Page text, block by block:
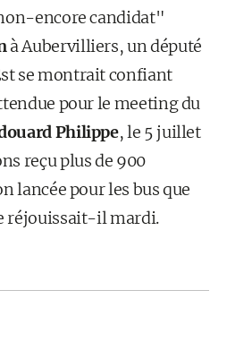
encore candidat"
à Aubervilliers, un député
se montrait confiant
pour le meeting du
Philippe, le 5 juillet
reçu plus de 900
lancée pour les bus que
réjouissait-il mardi.